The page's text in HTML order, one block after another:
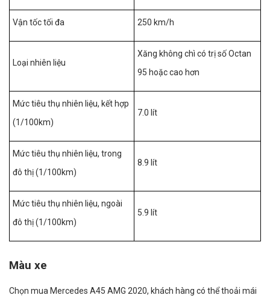
Vận tốc tối đa 250 km/h
Loại nhiên liệu
Xăng không chì có trị số Octan
95 hoặc cao hơn
Mức tiêu thụ nhiên liệu, kết hợp
(1/100km)
7.0 lít
Mức tiêu thụ nhiên liệu, trong
đô thị (1/100km)
8.9 lít
Mức tiêu thụ nhiên liệu, ngoài
đô thị (1/100km)
5.9 lít
Màu xe
Chọn mua Mercedes A45 AMG 2020, khách hàng có thể thoải mái